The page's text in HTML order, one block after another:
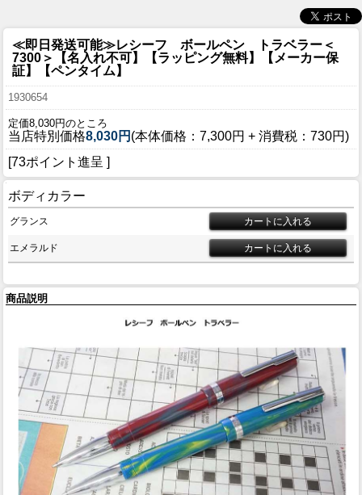
≪即日発送可能≫レシーフ ボールペン トラベラー＜
7300＞【名入れ不可】【ラッピング無料】【メーカー保
証】【ペンタイム】
1930654
定価8,030円のところ
当店特別価格8,030円 (本体価格：7,300円 + 消費税：730円)
[73ポイント進呈 ]
ボディカラー
グランス
エメラルド
商品説明